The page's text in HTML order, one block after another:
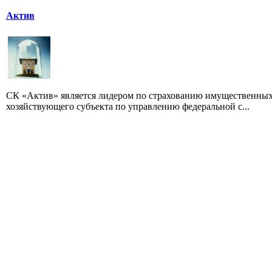
Актив
СК «Актив» является лидером по страхованию
хозяйствующего субъекта по управлению федеральной с...